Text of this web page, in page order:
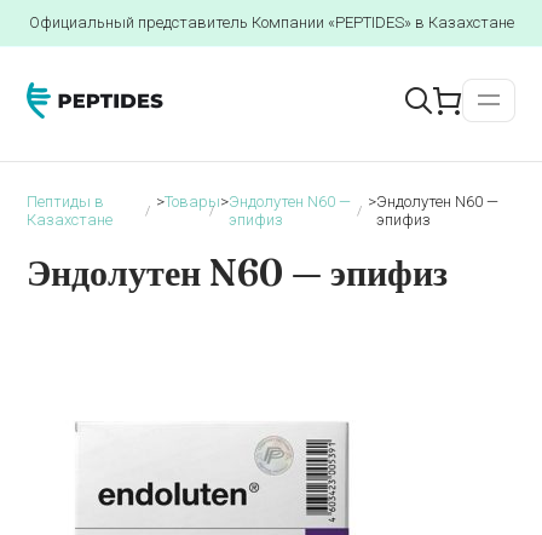
Официальный представитель Компании «PEPTIDES» в Казахстане
Пептиды в
Казахстане
>Товары>Эндолутен N60 —
эпифиз
>Эндолутен N60 —
эпифиз
Эндолутен N60 — эпифиз